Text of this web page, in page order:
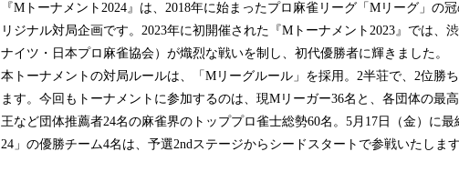
『Mトーナメント2024』は、2018年に始まったプロ麻雀リーグ「Mリーグ」の
リジナル対局企画です。2023年に初開催された『Mトーナメント2023』では、
ナイツ・日本プロ麻雀協会）が熾烈な戦いを制し、初代優勝者に輝きました。
本トーナメントの対局ルールは、「Mリーグルール」を採用。2半荘で、2位勝
ます。今回もトーナメントに参加するのは、現Mリーガー36名と、各団体の最
王など団体推薦者24名の麻雀界のトッププロ雀士総勢60名。5月17日（金）に
24」の優勝チーム4名は、予選2ndステージからシードスタートで参戦いたします